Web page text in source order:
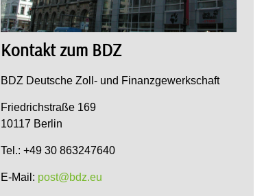
Kontakt zum BDZ
BDZ Deutsche Zoll- und Finanzgewerkschaft
Friedrichstraße 169
10117 Berlin
Tel.: +49 30 863247640
E-Mail: post@bdz.eu